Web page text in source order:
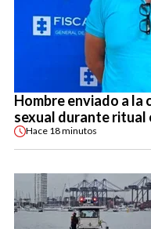
Hombre enviado a la
sexual durante ritual
Hace 18 minutos